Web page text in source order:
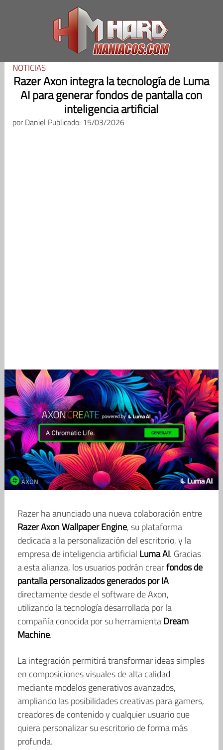
NOTICIAS
Razer Axon integra la tecnología de Luma
AI para generar fondos de pantalla con
inteligencia artificial
porDaniel Publicado: 15/03/2026
Razer ha anunciado una nueva colaboración entre
Razer Axon Wallpaper Engine, su plataforma
dedicada a la personalización del escritorio, y la
empresa de inteligencia artificial Luma AI. Gracias
a esta alianza, los usuarios podrán crearfondos de
pantalla personalizados generados por IA
directamente desde el software de Axon,
utilizando la tecnología desarrollada por la
compañía conocida por su herramientaDream
Machine.
La integración permitirá transformar ideas simples
en composiciones visuales de alta calidad
mediante modelos generativos avanzados,
ampliando las posibilidades creativas para gamers,
creadores de contenido y cualquier usuario que
quiera personalizar su escritorio de forma más
profunda.